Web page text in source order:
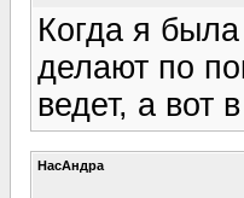
Когда я
делают по
ведет, а вот
НасАндра